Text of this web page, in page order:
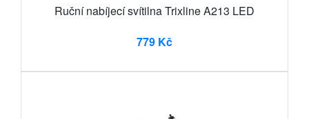
Ruční nabíjecí svítilna Trixline A213 LED
779 Kč